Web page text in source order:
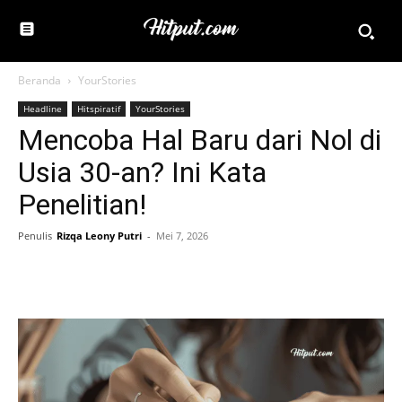
Beranda YourStories
Headline Hitspiratif YourStories
Mencoba Hal Baru dari Nol di
Usia 30-an? Ini Kata
Penelitian!
Penulis Rizqa Leony Putri - Mei 7, 2026